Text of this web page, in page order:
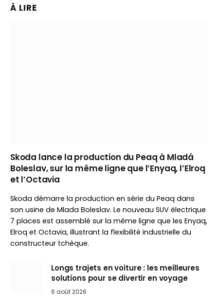
À LIRE
Skoda lance la production du Peaq à Mladá
Boleslav, sur la même ligne que l’Enyaq, l’Elroq
et l’Octavia
Skoda démarre la production en série du Peaq dans
son usine de Mlada Boleslav. Le nouveau SUV électrique
7 places est assemblé sur la même ligne que les Enyaq,
Elroq et Octavia, illustrant la flexibilité industrielle du
constructeur tchèque.
Longs trajets en voiture : les meilleures
solutions pour se divertir en voyage
6 août 2026